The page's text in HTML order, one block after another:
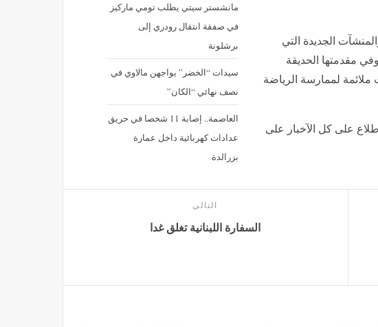
مانشستر سيتي يطلب تومي ماركيز
في صفقة انتقال رودري إلى
برشلونة
سيدات “الخضر” يواجهن مالاوي في
نصف نهائي “الكان”
العاصمة.. إصابة 11 شخصا في حريق
عدادات كهربائية داخل عمارة
بزرالدة
الجديدة التي
وفي مقدمتها الحديقة
ملائمة لممارسة الرياضة
على كل الآخبار على
التالى
السفارة اللبنانية تغلق غدا